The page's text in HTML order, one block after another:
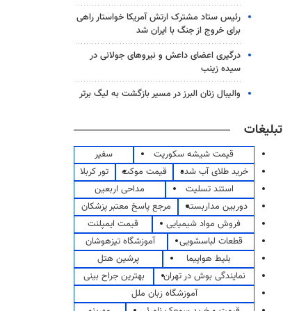
رئیس ستاد مشترک ارتش آمریکا خواستار راهی
برای خروج از جنگ با ایران شد
درگیری اعضای داعش و نیروهای جولانی در
سیده زینب
والیبال زنان البرز در مسیر بازگشت به لیگ برتر
تبلیغات
قیمت شیشه سکوریت
سفیر
خرید طلای آب شده
قیمت موکت
تور کربلا
استند تسلیت
مداحی اربعین
دوربین مداربسته
مرجع پاسخ معتبر پزشکان
فروش مواد شیمیایی
قیمت ایمپلنت
قطعات لباسشویی
آموزشگاه تیزهوشان
بلیط هواپیما
پرشین هتل
نمایندگی بوش در تهران
بهترین جراح بینی
آموزشگاه زبان ملل